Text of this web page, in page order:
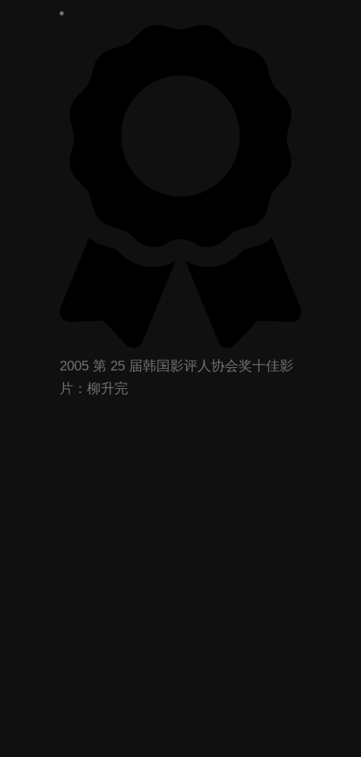
2005 第 25 届韩国影评人协会奖十佳影
片：柳升完